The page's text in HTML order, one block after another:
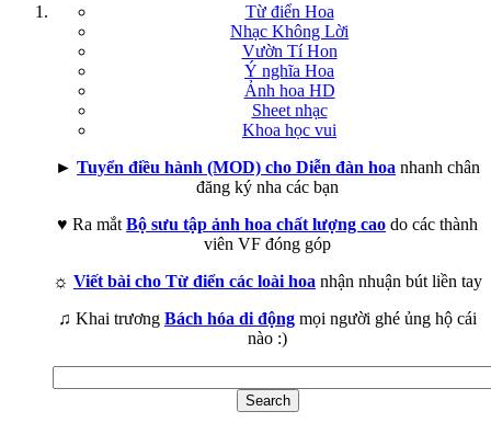
Từ điển Hoa
Nhạc Không Lời
Vườn Tí Hon
Ý nghĩa Hoa
Ảnh hoa HD
Sheet nhạc
Khoa học vui
► Tuyển điều hành (MOD) cho Diễn đàn hoa nhanh chân
đăng ký nha các bạn
♥ Ra mắt Bộ sưu tập ảnh hoa chất lượng cao do các thành
viên VF đóng góp
☼ Viết bài cho Từ điển các loài hoa nhận nhuận bút liền tay
♫ Khai trương Bách hóa di động mọi người ghé ủng hộ cái
nào :)